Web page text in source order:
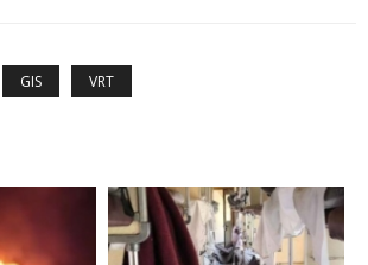
GIS VRT